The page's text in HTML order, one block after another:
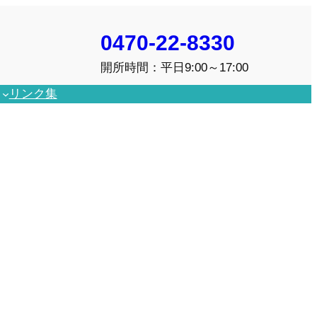
0470-22-8330
開所時間：平日9:00～17:00
リンク集